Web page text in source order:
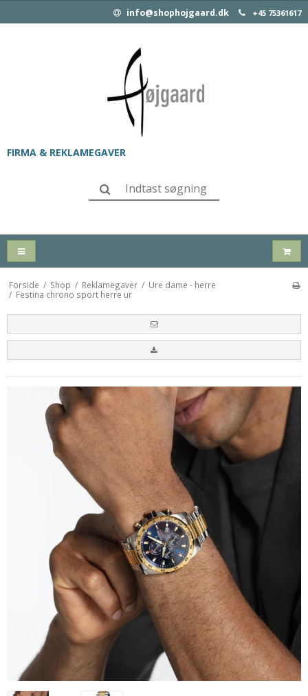
info@shophojgaard.dk +45 75361617
FIRMA & REKLAMEGAVER
Forside / Shop / Reklamegaver / Ure dame - herre
/ Festina chrono sport herre ur